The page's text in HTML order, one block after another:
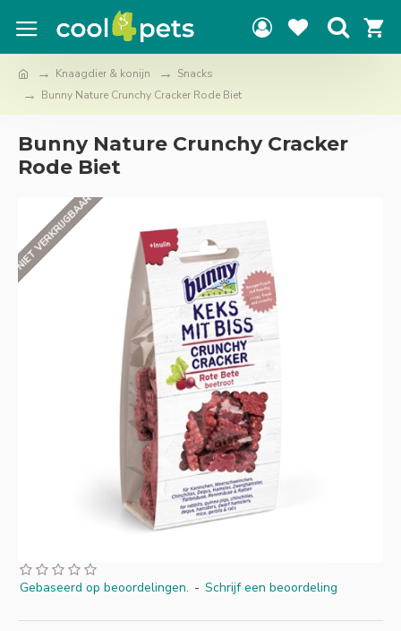
Knaagdier & konijn
Snacks
Bunny Nature Crunchy Cracker Rode Biet
Bunny Nature Crunchy Cracker
Rode Biet
NIET VERKRIJGBAAR
Gebaseerd op beoordelingen. - Schrijf een beoordeling